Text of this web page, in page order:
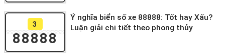
3
88888
Ý nghĩa biển số xe 88888: Tốt hay Xấu?
Luận giải chi tiết theo phong thủy